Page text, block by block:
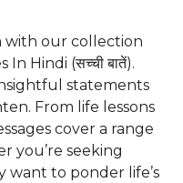
with our collection
Hindi (सच्ची बातें).
statements
From life lessons
cover a range
you’re seeking
want to ponder life’s